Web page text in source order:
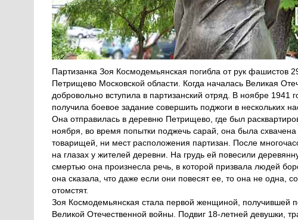
Партизанка Зоя Космодемьянская погибла от рук фашистов
Петрищево Московской области. Когда началась Великая
добровольно вступила в партизанский отряд. В ноябре 1941
получила боевое задание совершить поджоги в нескольких
Она отправилась в деревню Петрищево, где был
ноября, во время попытки поджечь сарай, она была
товарищей, ни мест расположения партизан. После
на глазах у жителей деревни. На грудь ей повесили
смертью она произнесла речь, в которой призвала людей
она сказала, что даже если они повесят ее, то она не одна,
отомстят.
Зоя Космодемьянская стала первой женщиной, получившей
Великой Отечественной войны. Подвиг 18-летней девушки,